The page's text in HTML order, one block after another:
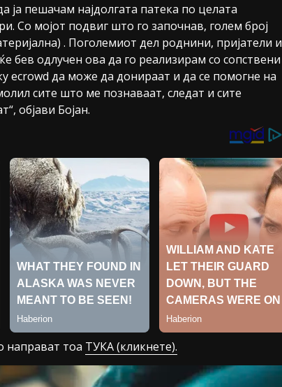
ја пешачам најдолгата патека по целата
Со мојот подвиг што го започнав, голем број
. Поголемиот дел роднини, пријатели и
бев одлучен ова да го реализирам со сопствени
ecrowd да може да донираат и да се помогне на
сите што ме познаваат, следат и сите
објави Бојан.
направат тоа ТУКА (кликнете).